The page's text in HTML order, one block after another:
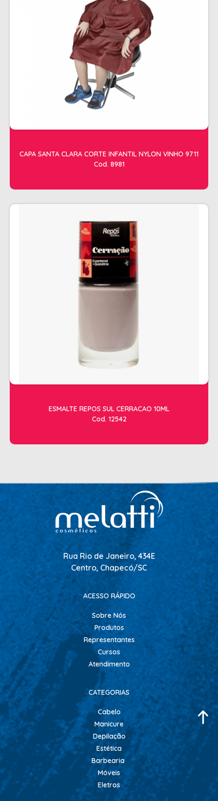
CAPA SANTA CLARA CORTE INFANTIL NYLON VINHO 9711
Cod. 8981
ESMALTE REPOS SUL CERRACAO 10ML
Cod. 12542
Rua Rio de Janeiro, 434E
Centro, Chapecó/SC
ACESSO RÁPIDO
Sobre Nós
Produtos
Representantes
Cursos
Atendimento
CATEGORIAS
Cabelo
Manicure
Depilação
Estética
Barbearia
Móveis
Eletros